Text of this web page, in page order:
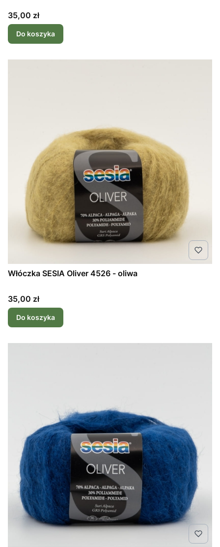
Cena
35,00 zł
Do koszyka
Włóczka SESIA Oliver 4526 - oliwa
Cena
35,00 zł
Do koszyka